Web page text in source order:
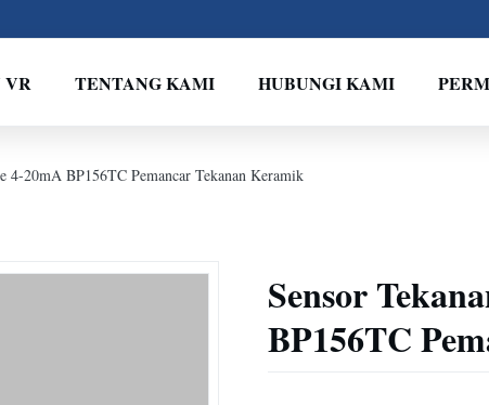
VR TENTANG KAMI HUBUNGI KAMI
4-20mA BP156TC Pemancar Tekanan Keramik
Sensor
BP156TC